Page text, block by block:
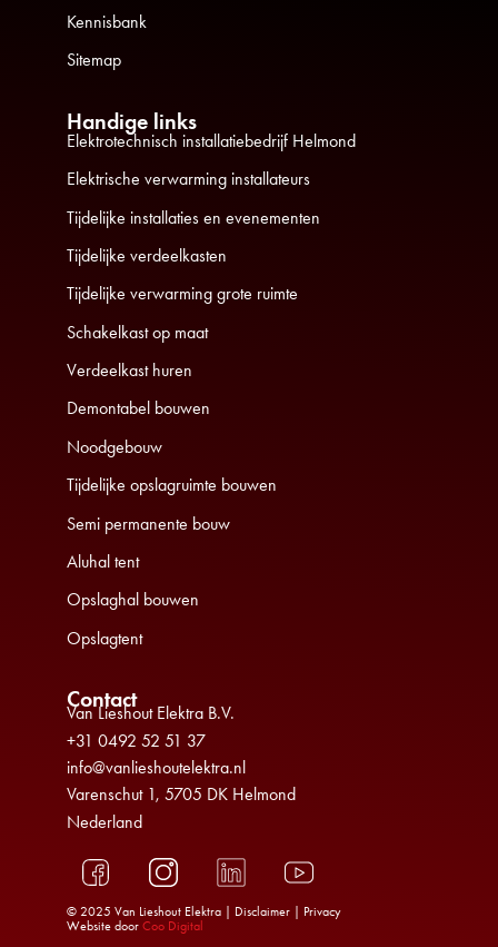
Kennisbank
Sitemap
Handige links
Elektrotechnisch installatiebedrijf Helmond
Elektrische verwarming installateurs
Tijdelijke installaties en evenementen
Tijdelijke verdeelkasten
Tijdelijke verwarming grote ruimte
Schakelkast op maat
Verdeelkast huren
Demontabel bouwen
Noodgebouw
Tijdelijke opslagruimte bouwen
Semi permanente bouw
Aluhal tent
Opslaghal bouwen
Opslagtent
Contact
Van Lieshout Elektra B.V.
+31 0492 52 51 37
info@vanlieshoutelektra.nl
Varenschut 1, 5705 DK Helmond
Nederland
© 2025 Van Lieshout Elektra | Disclaimer
Privacy
Website door Coo Digital